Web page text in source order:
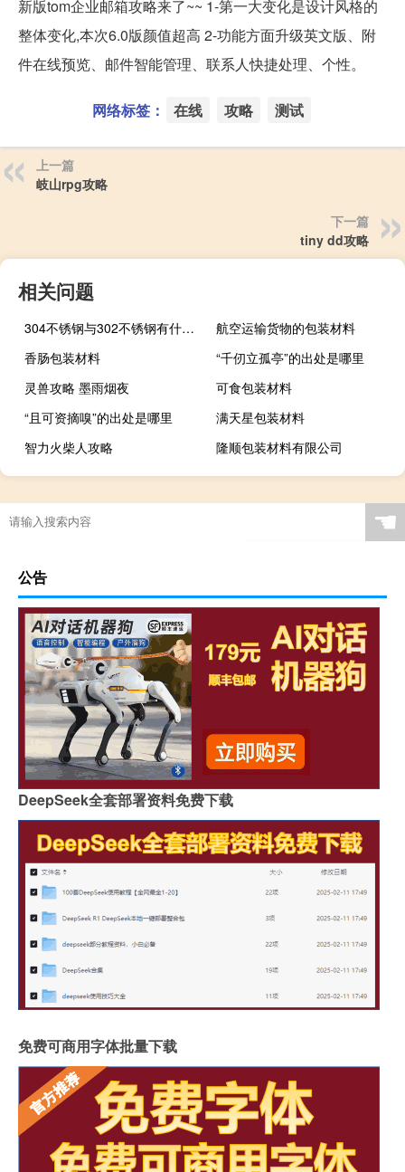
新版tom企业邮箱攻略来了~~ 1-第一大变化是设计风格的
整体变化,本次6.0版颜值超高 2-功能方面升级英文版、附
件在线预览、邮件智能管理、联系人快捷处理、个性。
网络标签： 在线 攻略 测试
上一篇
岐山rpg攻略
下一篇
tiny dd攻略
相关问题
304不锈钢与302不锈钢有什么区别
航空运输货物的包装材料
香肠包装材料
“千仞立孤亭”的出处是哪里
灵兽攻略 墨雨烟夜
可食包装材料
“且可资摘嗅”的出处是哪里
满天星包装材料
智力火柴人攻略
隆顺包装材料有限公司
☚
公告
DeepSeek全套部署资料免费下载
免费可商用字体批量下载